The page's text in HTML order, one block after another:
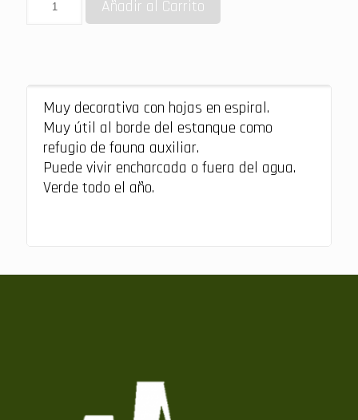
Añadir al Carrito
Muy decorativa con hojas en espiral.
Muy útil al borde del estanque como
refugio de fauna auxiliar.
Puede vivir encharcada o fuera del agua.
Verde todo el año.